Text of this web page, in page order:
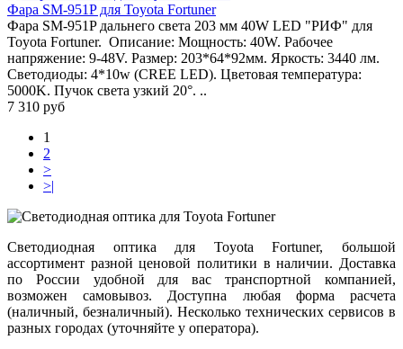
Фара SM-951P для Toyota Fortuner
Фара SM-951P дальнего света 203 мм 40W LED "РИФ" для
Toyota Fortuner. Описание: Мощность: 40W. Рабочее
напряжение: 9-48V. Размер: 203*64*92мм. Яркость: 3440 лм.
Светодиоды: 4*10w (CREE LED). Цветовая температура:
5000K. Пучок света узкий 20°. ..
7 310 руб
1
2
>
>|
Светодиодная оптика для Toyota Fortuner, большой
ассортимент разной ценовой политики в наличии. Доставка
по России удобной для вас транспортной компанией,
возможен самовывоз. Доступна любая форма расчета
(наличный, безналичный). Несколько технических сервисов в
разных городах (уточняйте у оператора).